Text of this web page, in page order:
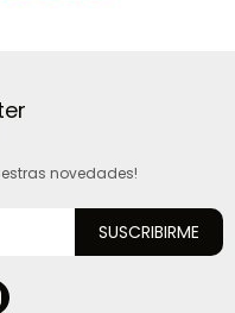
novedades!
SUSCRIBIRME